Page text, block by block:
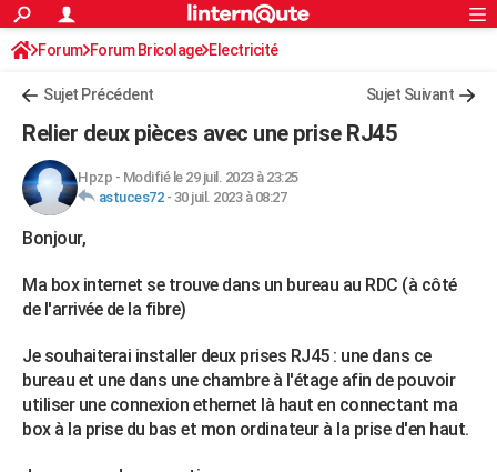
ACTUALITÉS
Politique
Société
Faits Divers
Education
Monde
Villes
+
FINANCE
Retraite
Impôts
Epargne
Immobilier
Risques naturels par ville
Banque
Assurance
Crédit
AUTO
Essais
Réserver un essai
Citadines
Berlines
SUV
Forum auto
+HIGH-TECH
Mobiles
Meilleur smartphone
Internet
Ordinateurs
Jeux vidéo
Guide high-tech
+
Guides de France
Escapades
Patrimoine
Expositions
Musées
Week-end nature
+LIFESTYLE
Art de vivre
Bien-être
Loisirs
Mode
Modes de vie
SANTE
S'inscrire
Connexion
Forum Forum Bricolage Electricité
Sujet Précédent Sujet Suivant
Relier deux pièces avec une prise RJ45
Hpzp - Modifié le 29 juil. 2023 à 23:25
astuces72- 30 juil. 2023 à 08:27
Bonjour,
Ma box internet se trouve dans un bureau au RDC (à côté
de l'arrivée de la fibre)
Je souhaiterai installer deux prises RJ45 : une dans ce
bureau et une dans une chambre à l'étage afin de pouvoir
utiliser une connexion ethernet là haut en connectant ma
box à la prise du bas et mon ordinateur à la prise d'en haut.